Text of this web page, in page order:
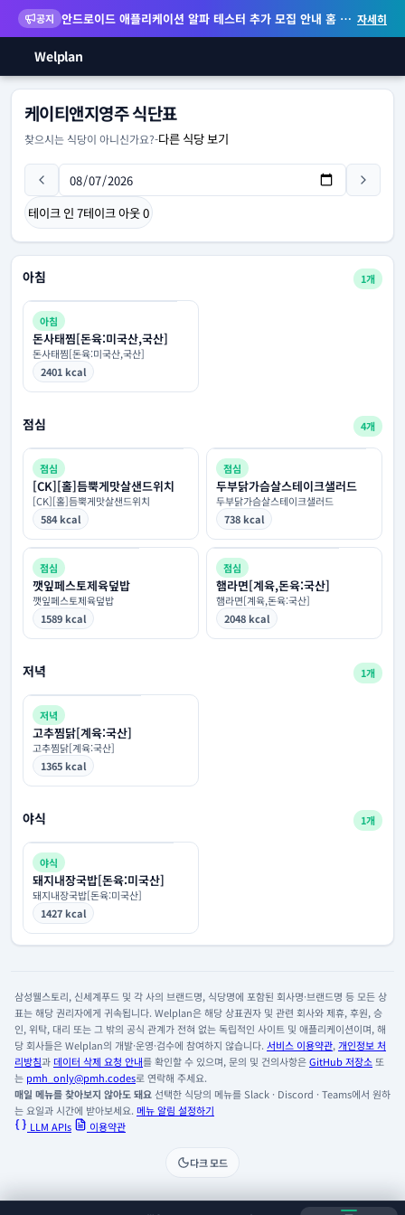
공지 안드로이드 애플리케이션 알파 테스터 추가 모집 안내 홈 화면 위젯 등 지원 자세히
Welplan
케이티앤지영주 식단표
찾으시는 식당이 아니신가요?-다른 식당 보기
테이크 인 7테이크 아웃0
아침 1개
아침
돈사태찜[돈육:미국산,국산]
돈사태찜[돈육:미국산,국산]
2401 kcal
점심 4개
점심
[CK][홀]듬뿍게맛살샌드위치
[CK][홀]듬뿍게맛살샌드위치
584 kcal
점심
두부닭가슴살스테이크샐러드
두부닭가슴살스테이크샐러드
738 kcal
점심
깻잎페스토제육덮밥
깻잎페스토제육덮밥
1589 kcal
점심
햄라면[계육,돈육:국산]
햄라면[계육,돈육:국산]
2048 kcal
저녁 1개
저녁
고추찜닭[계육:국산]
고추찜닭[계육:국산]
1365 kcal
야식 1개
야식
돼지내장국밥[돈육:미국산]
돼지내장국밥[돈육:미국산]
1427 kcal
삼성웰스토리, 신세계푸드 및 각 사의 브랜드명, 식당명에 포함된 회사명·브랜드명 등 모든 상
표는 해당 권리자에게 귀속됩니다. Welplan은 해당 상표권자 및 관련 회사와 제휴, 후원, 승
인, 위탁, 대리 또는 그 밖의 공식 관계가 전혀 없는 독립적인 사이트 및 애플리케이션이며, 해
당 회사들은 Welplan의 개발·운영·검수에 참여하지 않습니다. 서비스 이용약관, 개인정보 처
리방침과데이터 삭제 요청 안내를 확인할 수 있으며, 문의 및 건의사항은GitHub 저장소 또
는 pmh_only@pmh.codes로 연락해 주세요.
매일 메뉴를 찾아보지 않아도 돼요선택한 식당의 메뉴를 Slack · Discord · Teams에서 원하
는 요일과 시간에 받아보세요. 메뉴 알림 설정하기
LLM APIs
이용약관
다크 모드